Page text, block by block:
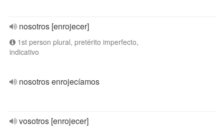
nosotros [enrojecer]
1st person plural, pretérito imperfecto,
indicativo
nosotros enrojecíamos
vosotros [enrojecer]